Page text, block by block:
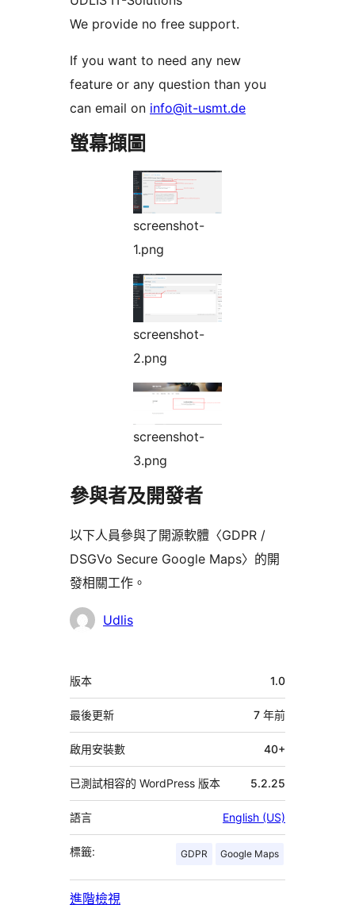
We provide no free support.
If you want to need any new
feature or any question than you
can email on info@it-usmt.de
螢幕擷圖
screenshot-
1.png
screenshot-
2.png
screenshot-
3.png
參與者及開發者
以下人員參與了開源軟體〈GDPR /
DSGVo Secure Google Maps〉的開
發相關工作。
參
Udlis
中
繼
資
料
版本 1.0
最後更新 7 年前
啟用安裝數 40+
已測試相容的 WordPress 版本 5.2.25
語言 English (US)
標籤: GDPR Google Maps
進階檢視